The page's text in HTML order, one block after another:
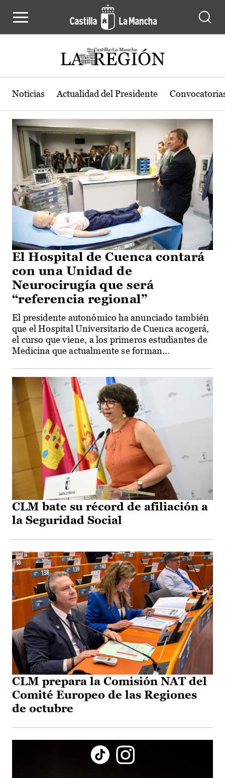
Actualidad de la región de Castilla-
Noticias Actualidad del Presidente
El Hospital de Cuenca contará
con una Unidad de
Neurocirugía que será
“referencia regional”
El presidente autonómico ha anunciado también
que el Hospital Universitario de Cuenca acogerá,
el curso que viene, a los primeros estudiantes de
Medicina que actualmente se forman...
CLM bate su récord de afiliación a
la Seguridad Social
CLM prepara la Comisión NAT del
Comité Europeo de las Regiones
de octubre